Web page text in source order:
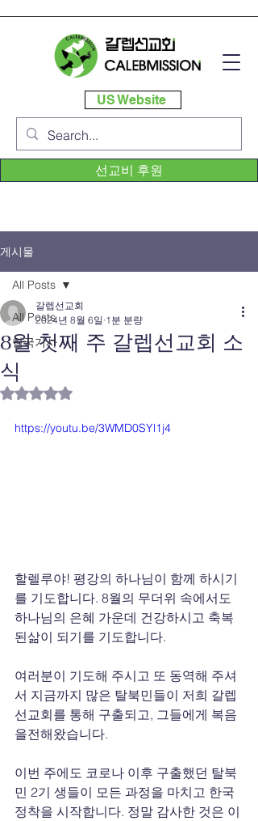
US Website
선교비 후원
게시물
All Posts
한국기사
All Posts
8월 첫째 주 갈렙선교회 소
식
갈렙선교회
2024년 8월 6일 1분 분량
별점 5점 중 NaN점을 주었습니다.
https://youtu.be/3WMD0SYl1j4
할렐루야! 평강의 하나님이 함께 하시기
를 기도합니다. 8월의 무더위 속에서도
하나님의 은혜 가운데 건강하시고 축복
된삶이 되기를 기도합니다.
여러분이 기도해 주시고 또 동역해 주셔
서 지금까지 많은 탈북민들이 저희 갈렙
선교회를 통해 구출되고, 그들에게 복음
을전해왔습니다.
이번 주에도 코로나 이후 구출했던 탈북
민 2기 생들이 모든 과정을 마치고 한국
정착을 시작합니다. 정말 감사한 것은 이